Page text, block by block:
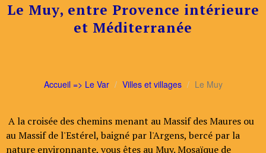
Le Muy, entre Provence intérieure
et Méditerranée
Accueil => Le Var Villes et villages Le Muy
A la croisée des chemins menant au Massif des Maures ou
au Massif de l'Estérel, baigné par l'Argens, bercé par la
nature environnante, vous êtes au Muy. Mosaïque de